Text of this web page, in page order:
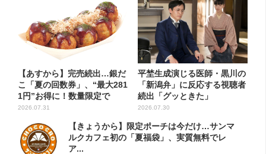
【あすから】完売続出…銀だ
こ「夏の回数券」、“最大281
1円”お得に！数量限定で
2026.07.31
平埜生成演じる医師・黒川の
「新潟弁」に反応する視聴者
続出「グッときた」
2026.07.30
【きょうから】限定ポーチは今だけ…サンマ
ルクカフェ初の「夏福袋」、実質無料でレ
ア...